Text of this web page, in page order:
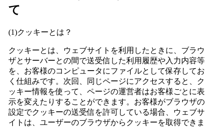
て
(1)クッキーとは？
クッキーとは、ウェブサイトを利用したときに、ブラウ
ザとサーバーとの間で送受信した利用履歴や入力内容等
を、お客様のコンピュータにファイルとして保存してお
く仕組みです。次回、同じページにアクセスすると、ク
ッキー情報を使って、ページの運営者はお客様ごとに表
示を変えたりすることができます。お客様がブラウザの
設定でクッキーの送受信を許可している場合、ウェブサ
イトは、ユーザーのブラウザからクッキーを取得できま